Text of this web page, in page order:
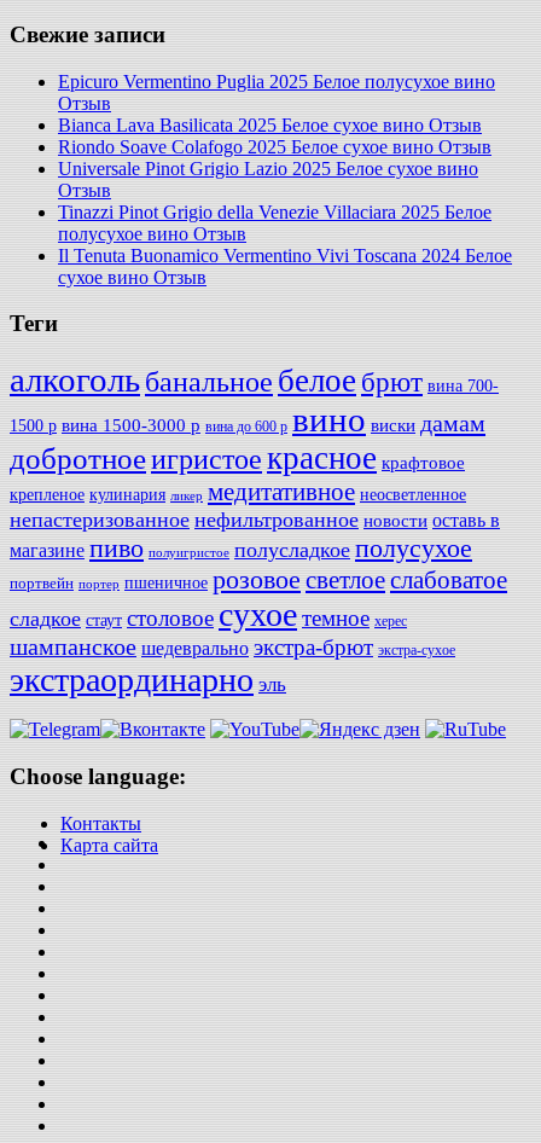
Свежие записи
Epicuro Vermentino Puglia 2025 Белое полусухое вино
Отзыв
Bianca Lava Basilicata 2025 Белое сухое вино Отзыв
Riondo Soave Colafogo 2025 Белое сухое вино Отзыв
Universale Pinot Grigio Lazio 2025 Белое сухое вино
Отзыв
Tinazzi Pinot Grigio della Venezie Villaciara 2025 Белое
полусухое вино Отзыв
Il Tenuta Buonamico Vermentino Vivi Toscana 2024 Белое
сухое вино Отзыв
Теги
алкогольбанальное белое брют вина 700-
1500 р вина 1500-3000 р вина до 600 р вино виски дамам
добротноеигристоекрасное крафтовое
крепленое кулинария ликер медитативное неосветленное
непастеризованное нефильтрованное новости оставь в
магазине пиво полуигристое полусладкое полусухое
портвейн портер пшеничное розовое светлоеслабоватое
сладкое стаут столовое сухоетемное херес
шампанское шедеврально экстра-брют экстра-сухое
экстраординарно эль
Choose language:
Контакты
Карта сайта